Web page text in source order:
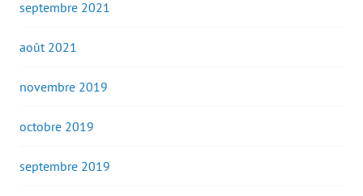
septembre 2021
août 2021
novembre 2019
octobre 2019
septembre 2019